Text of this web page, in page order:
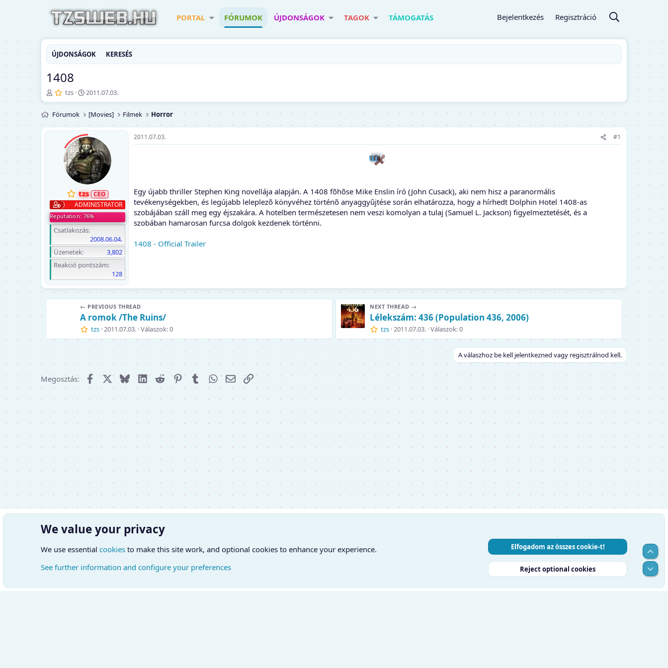
PORTAL FÓRUMOK ÚJDONSÁGOK TAGOK TÁMOGATÁS Bejelentkezés Regisztráció
ÚJDONSÁGOK KERESÉS
1408
T
é
m
a
i
tzs
K
e
d
ő
d
á
t
u
m
2011.07.03.
Fórumok [Movies] Filmek Horror
tzs
ADMINISTRATOR
Reputation: 76%
Csatlakozás
2008.06.04.
Üzenetek
3,802
Reakció pontszám
128
2011.07.03. #1
Egy újabb thriller Stephen King novellája alapján. A 1408 fõhõse Mike Enslin író (John Cusack), aki nem hisz a paranormális
tevékenységekben, és legújabb leleplezõ könyvéhez történõ anyaggyûjtése során elhatározza, hogy a hírhedt Dolphin Hotel 1408-as
szobájában száll meg egy éjszakára. A hotelben természetesen nem veszi komolyan a tulaj (Samuel L. Jackson) figyelmeztetését, és a
szobában hamarosan furcsa dolgok kezdenek történni.
1408 - Official Trailer
← PREVIOUS THREAD
A romok /The Ruins/
tzs 2011.07.03. Válaszok: 0
NEXT THREAD →
Lélekszám: 436 (Population 436, 2006)
tzs 2011.07.03. Válaszok: 0
A válaszhoz be kell jelentkezned vagy regisztrálnod kell.
Megosztás: FacebookX (Twitter)
BlueskyLinkedIn
RedditPinterestTumblrWhatsApp
E-mailLink
Cookies Hungarian (HU) Kapcsolatfelvétel RSS
We value your privacy
We use essential cookies to make this site work, and optional cookies to enhance your experience.
See further information and configure your preferences
Elfogadom az összes cookie-t!
Reject optional cookies
Top
Alul